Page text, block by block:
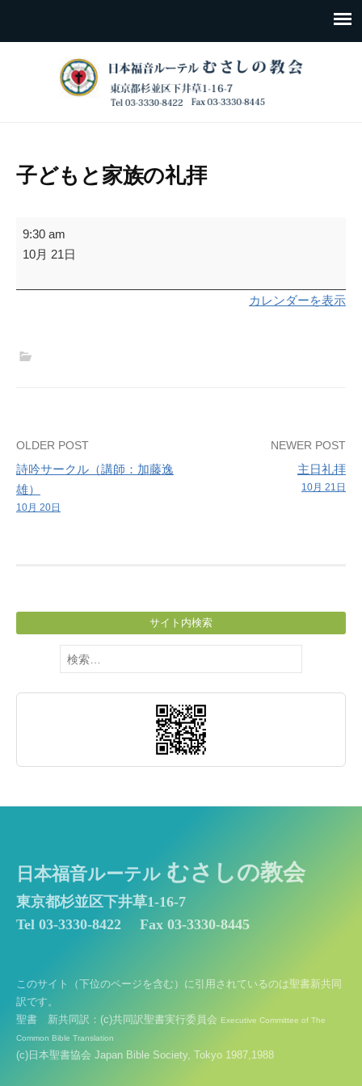
子どもと家族の礼拝
子
ど
と
9:30 am
10月 21日
カレンダーを表示
Post
navigation
OLDER POST
詩吟サークル（講師：加藤逸
雄）
10月 20日
NEWER POST
主日礼拝
10月 21日
サイト内検索
検
索:
日本福音ルーテル むさしの教会
東京都杉並区下井草1-16-7
Tel 03-3330-8422
Fax 03-3330-8445
このサイト（下位のページを含む）に引用されているのは聖書新共同
訳です。
聖書 新共同訳：(c)共同訳聖書実行委員会 Executive Committee of The
Common Bible Translation
(c)日本聖書協会 Japan Bible Society, Tokyo 1987,1988